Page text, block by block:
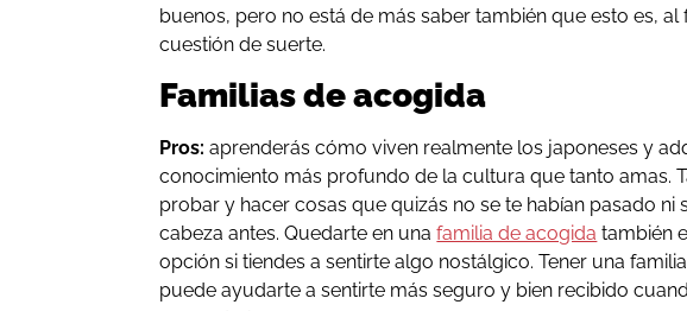
buenos, pero no está de más saber también que esto es, al
cuestión de suerte.
Familias de acogida
Pros:aprenderás cómo viven realmente los japoneses y
conocimiento más profundo de la cultura que tanto amas.
probar y hacer cosas que quizás no se te habían pasado ni
cabeza antes. Quedarte en unafamilia de acogida también
opción si tiendes a sentirte algo nostálgico. Tener una
puede ayudarte a sentirte más seguro y bien recibido